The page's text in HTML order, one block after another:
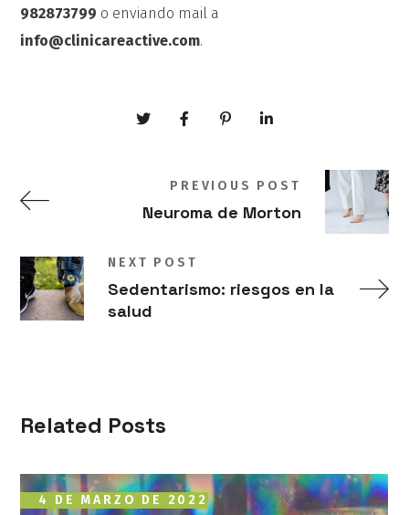
982873799 o enviando mail a
info@clinicareactive.com.
PREVIOUS POST
Neuroma de Morton
NEXT POST
Sedentarismo: riesgos en la
salud
Related Posts
4 DE MARZO DE 2022